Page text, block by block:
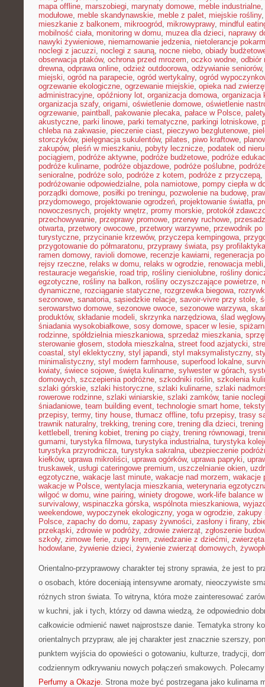
mapa offline, marszobiegi, marynaty domowe, meble industrialne,
modułowe, meble skandynawskie, meble z palet, miejskie rośliny
mieszkanie z balkonem, mikroogród, mikrowyprawy, mindful
mobilność ciała, monitoring w domu, muzea dla dzieci, naprawy
nawyki żywieniowe, niemarnowanie jedzenia, nietolerancje
noclegi z jacuzzi, noclegi z sauną, nocne niebo, obiady
obserwacja ptaków, ochrona przed mrozem, oczko wodne, odbiór
drewna, odprawa online, odzież outdoorowa, odżywianie seniorów
miejski, ogród na parapecie, ogród wertykalny, ogród
ogrzewanie ekologiczne, ogrzewanie miejskie, opieka nad
administracyjne, opóźniony lot, organizacja domowa, organizacja
organizacja szafy, origami, oświetlenie domowe, oświetlenie
ogrzewanie, paintball , pakowanie plecaka, pałace w Polsce,
akustyczne, parki linowe, parki tematyczne, parkingi lotniskowe,
chleba na zakwasie, pieczenie ciast, pieczywo bezglutenowe,
storczyków, pielęgnacja sukulentów, pilates, piwo kraftowe,
zakupów, pleśń w mieszkaniu, pobyty lecznicze, podatek od
pociągiem, podróże aktywne, podróże budżetowe, podróże
podróże kulinarne, podróże objazdowe, podróże poślubne,
senioralne, podróże solo, podróże z kotem, podróże z przyczepą,
podróżowanie odpowiedzialne, pola namiotowe, pompy ciepła w
porządki domowe, posiłki po treningu, pozwolenie na budowę,
przydomowego, projektowanie ogrodzeń, projektowanie światła,
nowoczesnych, projekty wnętrz, promy morskie, protokół
przechowywanie, przeprawy promowe, przerwy ruchowe,
otwarta, przetwory owocowe, przetwory warzywne, przewodnik
turystyczne, przycinanie krzewów, przyczepa kempingowa,
przygotowanie do półmaratonu, przyprawy świata, psy profilaktyka
ramen domowy, ravioli domowe, recenzje kawiarni, regeneracja
rejsy rzeczne, relaks w domu, relaks w ogrodzie, renowacja mebli
restauracje wegańskie, road trip, rośliny cieniolubne, rośliny
egzotyczne, rośliny na balkon, rośliny oczyszczające powietrze,
dynamiczne, rozciąganie statyczne, rozgrzewka biegowa,
sezonowe, sanatoria, sąsiedzkie relacje, savoir-vivre przy stole,
serowarstwo domowe, sezonowe owoce, sezonowe warzywa,
produktów, składanie modeli, skrzynka narzędziowa, ślad
śniadania wysokobiałkowe, sosy domowe, spacer w lesie,
rodzinne, spółdzielnia mieszkaniowa, sprzedaż mieszkania,
sterowanie głosem, stodoła mieszkalna, street food azjatycki,
coastal , styl eklektyczny, styl japandi, styl maksymalistyczny,
minimalistyczny, styl modern farmhouse, superfood lokalne,
kwiaty, świece sojowe, święta kulinarne, sylwester w górach,
domowych, szczepienia podróżne, szkodniki roślin, szkolenia
szlaki górskie, szlaki historyczne, szlaki kulinarne, szlaki
rowerowe rodzinne, szlaki winiarskie, szlaki zamków, tanie noclegi
śniadaniowe, team building event, technologie smart home,
przepisy, termy, tiny house, tłumacz offline, tofu przepisy, trasy
trawnik naturalny, trekking, trening core, trening dla dzieci,
kettlebell , trening kobiet, trening po ciąży, trening równowagi,
gumami, turystyka filmowa, turystyka industrialna, turystyka
turystyka przyrodnicza, turystyka sakralna, ubezpieczenie
kiełków, uprawa mikroliści, uprawa ogórków, uprawa papryki,
truskawek, usługi cateringowe premium, uszczelnianie okien,
egzotyczne, wakacje last minute, wakacje nad morzem, wakacje
wakacje w Polsce, wentylacja mieszkania, weterynaria
wilgoć w domu, wine pairing, winiety drogowe, work-life balance w
survivalowy, wspinaczka górska, wspólnota mieszkaniowa,
weekendowe, wypoczynek ekologiczny, yoga w ogrodzie, zakupy
Polsce, zapachy do domu, zapasy żywności, zasłony i firany,
przekąski, zdrowie w podróży, zdrowie zwierząt, zgłoszenie
szkoły, zimowe ferie, zupy krem, zwiedzanie z dziećmi,
hodowlane, żywienie dzieci, żywienie zwierząt domowych,
Orientalno-przyprawowy charakter tej strony sprawia, że jest to
o osobach, które doceniają intensywne aromaty, nieoczywiste
różnych stron świata. To witryna, która może zainteresować
w kuchni, jak i tych, którzy od dawna wiedzą, że odpowiednio
całkowicie odmienić nawet najprostsze danie. Tematyka strony
orientalnych przypraw, ale jej charakter jest znacznie szerszy,
punktem wyjścia do opowieści o gotowaniu, kulturze, tradycji,
codziennym odkrywaniu nowych połączeń smakowych.
Perfumy a Okazje. Strona może być postrzegana jako kulinarna